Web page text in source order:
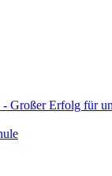
Großer Erfolg für